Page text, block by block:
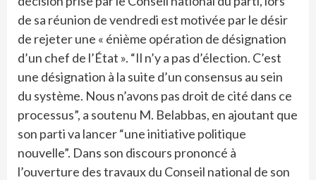
de sa réunion de vendredi est motivée par le désir
de rejeter une « énième opération de désignation
d’un chef de l’État ». “Il n’y a pas d’élection. C’est
une désignation à la suite d’un consensus au sein
du système. Nous n’avons pas droit de cité dans ce
processus”, a soutenu M. Belabbas, en ajoutant que
son parti va lancer “une initiative politique
nouvelle”. Dans son discours prononcé à
l’ouverture des travaux du Conseil national de son